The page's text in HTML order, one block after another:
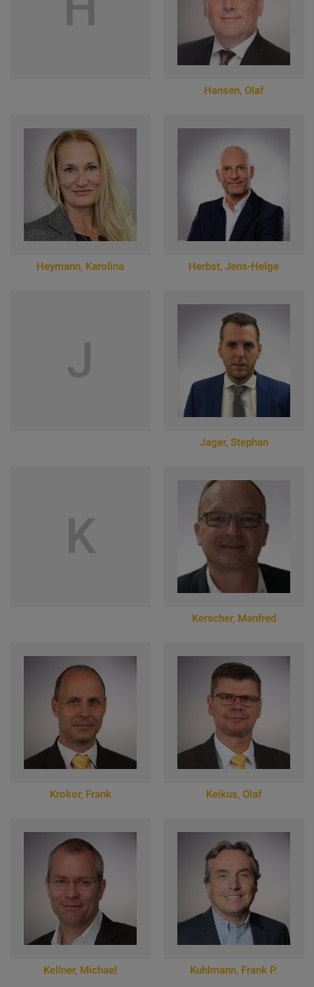
Zum Online-Profil
Hansen, Olaf
Heymann, Karolina
Zum Online-Profil
Herbst, Jens-Helge
J
Zum Online-Profil
Jager, Stephan
K
Zum Online-Profil
Kerscher, Manfred
Zum Online-Profil
Krokor, Frank
Zum Online-Profil
Keikus, Olaf
Kellner, Michael Kuhlmann, Frank P.